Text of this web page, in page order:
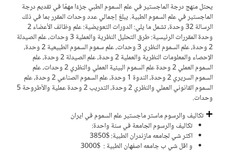
يحتل منهج درجة الماجستير في علم السموم الطبي جزءًا مهمًا في تقديم درجة
الماجستير في علم السموم الطبية. يبلغ إجمالي عدد وحدات المقرر بما في ذلك
الرسالة 32 وحدة، تشمل ما يلي: الدورات التعويضية: علم وظائف الأعضاء 2
وحدة المقررات الرئيسية: طرق التحليل النظرية والعملية 3 وحدات، علم الصيدلة
2 وحدة، علم السموم النظري 3 وحدات، علم سموم السموم الطبيعية 2 وحدة،
الإحصاء والمعلومات النظرية والعملية 2 وحدة، علم الصيدلة 2 وحدة، علم
السموم العملي 2 وحدة علم السموم البيئية العملي والنظري 2 وحدات، علم
السموم السريري 2 وحدة، الندوة 1 وحدة، علم السموم الصناعي 2 وحدة، علم
السموم القانوني العملي والنظري 2 وحدة، التدريب 2 وحدة عملية والأطروحة 5
وحدات.
تكاليف والرسوم ماستر ماجستير علم السموم في ايران
تكاليف والرسوم الجامعة في سنة واحدة:
اكثر شي لجامعه مازندران الطبیة: $3850
و اقل شي ب جامعه اصفهان الطبیة : $3000